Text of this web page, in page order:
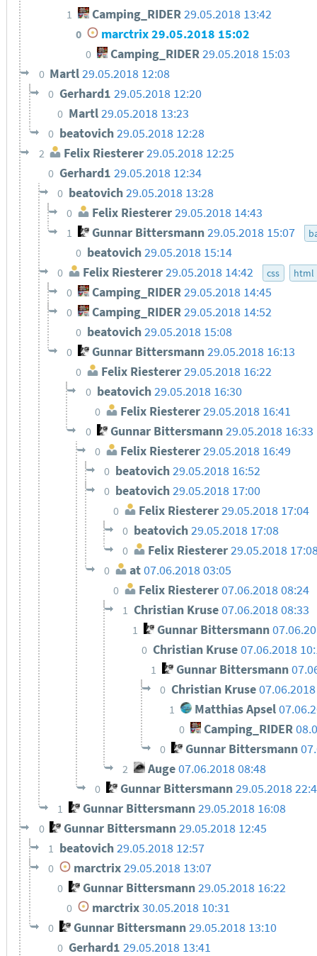
1 Camping_RIDER29.05.2018 13:42
0 marctrix29.05.2018 15:02
0 Camping_RIDER29.05.2018 15:03
0 Martl29.05.2018 12:08
0 Gerhard1 29.05.2018 12:20
0 Martl29.05.2018 13:23
0 beatovich29.05.2018 12:28
2 Felix Riesterer29.05.2018 12:25
0 Gerhard1 29.05.2018 12:34
0 beatovich29.05.2018 13:28
0 Felix Riesterer29.05.2018 14:43
1 Gunnar Bittersmann29.05.2018 15:07
0 beatovich29.05.2018 15:14
0 Felix Riesterer29.05.2018 14:42 css html
0 Camping_RIDER29.05.2018 14:45
0 Camping_RIDER29.05.2018 14:52
0 beatovich29.05.2018 15:08
0 Gunnar Bittersmann29.05.2018 16:13
0 Felix Riesterer29.05.2018 16:22
0 beatovich29.05.2018 16:30
0 Felix Riesterer 29.05.2018 16:41
0 Gunnar Bittersmann29.05.2018 16:33
0 Felix Riesterer 29.05.2018 16:49
0 beatovich29.05.2018 16:52
0 beatovich29.05.2018 17:00
0 Felix Riesterer29.05.2018 17:04
0 beatovich29.05.2018 17:08
0 Felix Riesterer29.05.2018
0 at07.06.2018 03:05
0 Felix Riesterer07.06.2018 08:24
1 Christian Kruse07.06.2018 08:33
1 Gunnar Bittersmann
0 Christian Kruse07.06.2018
1 Gunnar Bittersmann
0 Christian Kruse
1 Matthias Apsel
0 Camping_RIDER
0 Gunnar Bittersmann
2 Auge07.06.2018 08:48
0 Gunnar Bittersmann 29.05.2018
1 Gunnar Bittersmann29.05.2018 16:08
0 Gunnar Bittersmann29.05.2018 12:45
1 beatovich29.05.2018 12:57
0 marctrix 29.05.2018 13:07
0 Gunnar Bittersmann29.05.2018 16:22
0 marctrix30.05.2018 10:31
0 Gunnar Bittersmann 29.05.2018 13:10
0 Gerhard1 29.05.2018 13:41